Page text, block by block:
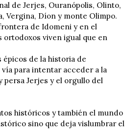
de Jerjes, Ouranópolis, Olinto,
Vergina, Díon y monte Olimpo.
de Idomeni y en el
viven igual que en
épicos de la historia de
para intentar acceder a la
persa Jerjes y el orgullo del
históricos y también el mundo
sino que deja vislumbrar el